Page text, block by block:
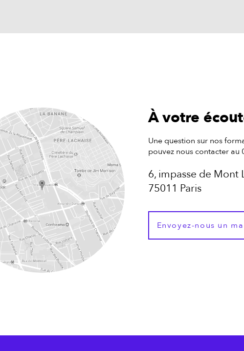
À votre
Une question sur nos
pouvez nous contacter au
6, impasse de Mont
75011 Paris
Envoyez-nous un